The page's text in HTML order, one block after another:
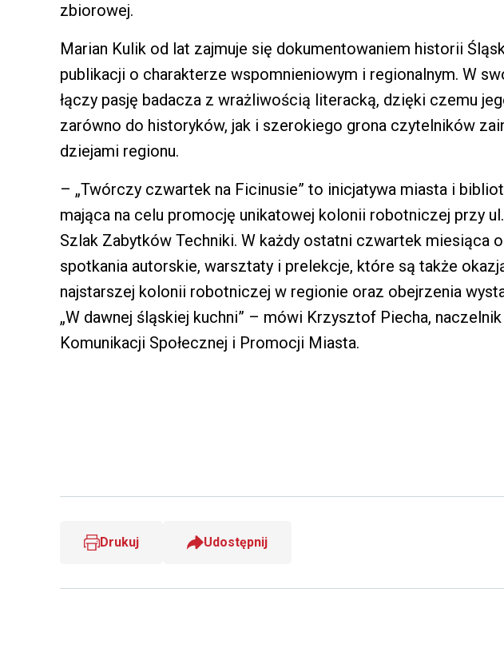
zbiorowej.
Marian Kulik od lat zajmuje się dokumentowaniem historii
publikacji o charakterze wspomnieniowym i regionalnym. W
łączy pasję badacza z wrażliwością literacką, dzięki czemu
zarówno do historyków, jak i szerokiego grona czytelników
dziejami regionu.
– „Twórczy czwartek na Ficinusie” to inicjatywa miasta i
mająca na celu promocję unikatowej kolonii robotniczej przy
Szlak Zabytków Techniki. W każdy ostatni czwartek miesiąca
spotkania autorskie, warsztaty i prelekcje, które są także
najstarszej kolonii robotniczej w regionie oraz obejrzenia
„W dawnej śląskiej kuchni” – mówi Krzysztof Piecha, naczelnik
Komunikacji Społecznej i Promocji Miasta.
Drukuj Udostępnij